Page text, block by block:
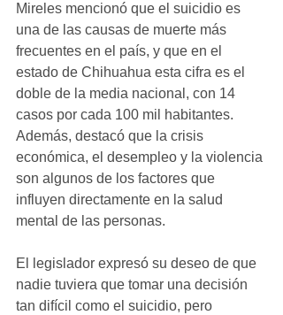
Mireles mencionó que el suicidio es
una de las causas de muerte más
frecuentes en el país, y que en el
estado de Chihuahua esta cifra es el
doble de la media nacional, con 14
casos por cada 100 mil habitantes.
Además, destacó que la crisis
económica, el desempleo y la violencia
son algunos de los factores que
influyen directamente en la salud
mental de las personas.
El legislador expresó su deseo de que
nadie tuviera que tomar una decisión
tan difícil como el suicidio, pero